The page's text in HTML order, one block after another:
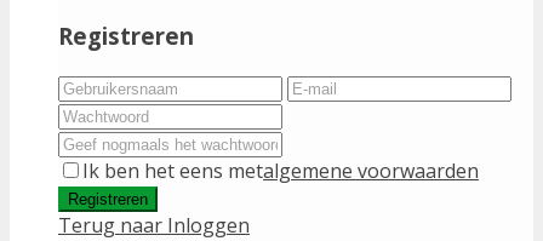
Registreren
Ik ben het eens metalgemene voorwaarden
Registreren
Terug naar Inloggen